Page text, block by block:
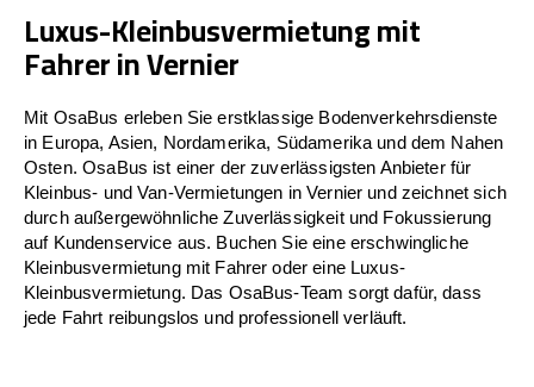
Luxus-Kleinbusvermietung mit
Fahrer in Vernier
Mit OsaBus erleben Sie erstklassige Bodenverkehrsdienste
in Europa, Asien, Nordamerika, Südamerika und dem Nahen
Osten. OsaBus ist einer der zuverlässigsten Anbieter für
Kleinbus- und Van-Vermietungen in Vernier und zeichnet sich
durch außergewöhnliche Zuverlässigkeit und Fokussierung
auf Kundenservice aus. Buchen Sie eine erschwingliche
Kleinbusvermietung mit Fahrer oder eine Luxus-
Kleinbusvermietung. Das OsaBus-Team sorgt dafür, dass
jede Fahrt reibungslos und professionell verläuft.